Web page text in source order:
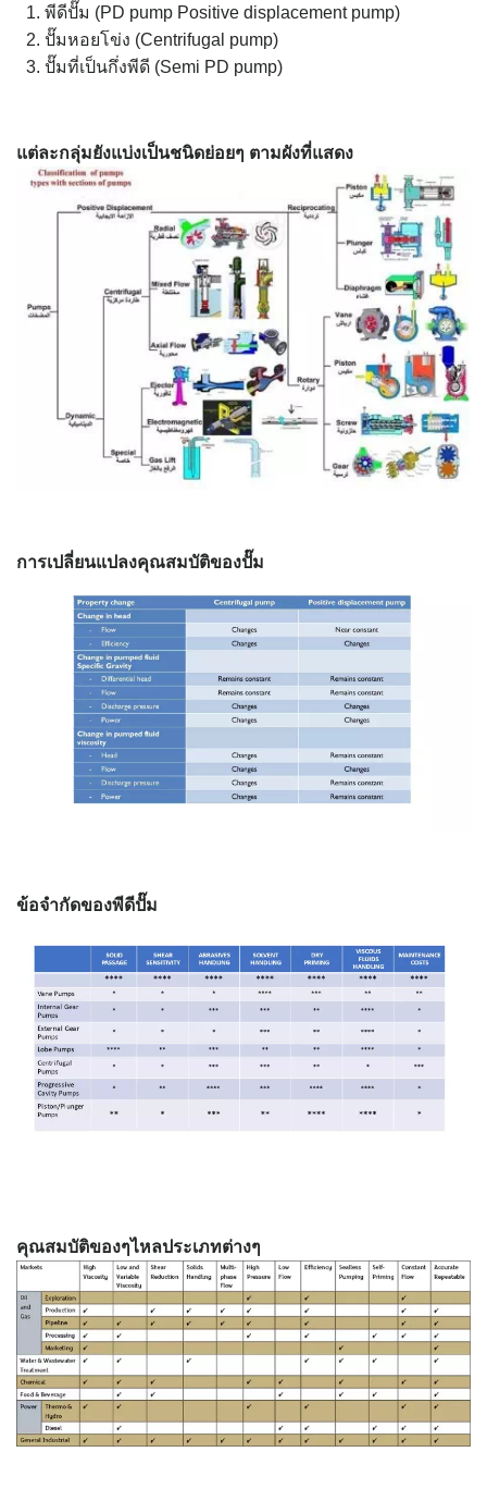
พีดีปั๊ม (PD pump Positive displacement pump)
ปั๊มหอยโข่ง (Centrifugal pump)
ปั๊มที่เป็นกึ่งพีดี (Semi PD pump)
แต่ละกลุ่มยังแบ่งเป็นชนิดย่อยๆ ตามผังที่แสดง
การเปลี่ยนแปลงคุณสมบัติของปั๊ม
ข้อจำกัดของพีดีปั๊ม
คุณสมบัติของๆไหลประเภทต่างๆ